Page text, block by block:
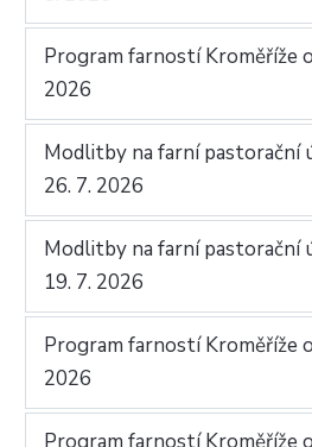
Program farností Kroměříže
2026
Modlitby na farní pastorační
26. 7. 2026
Modlitby na farní pastorační
19. 7. 2026
Program farností Kroměříže
2026
Program farností Kroměříže